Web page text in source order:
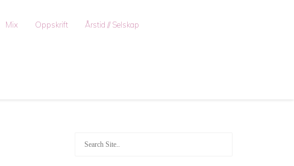
Mix Oppskrift Årstid // Selskap